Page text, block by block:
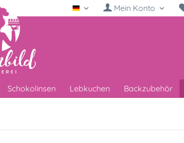
Deutsch Mein Konto
Schokolinsen Lebkuchen Backzubehör